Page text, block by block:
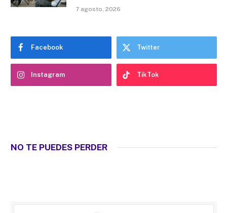
7 agosto, 2026
Facebook Twitter
Instagram TikTok
NO TE PUEDES PERDER